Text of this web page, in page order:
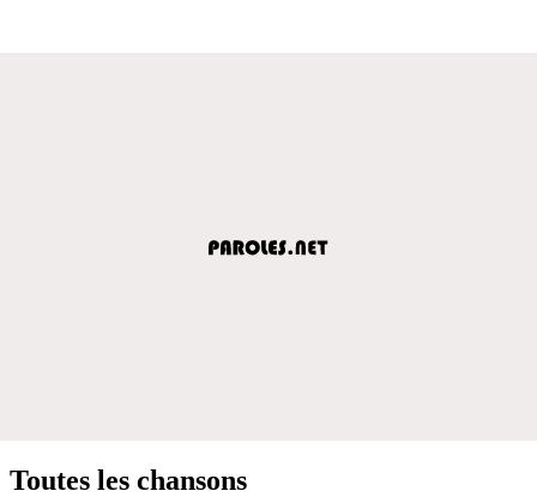
Toutes les chansons